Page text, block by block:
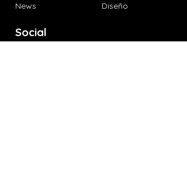
Diseño
News
Social